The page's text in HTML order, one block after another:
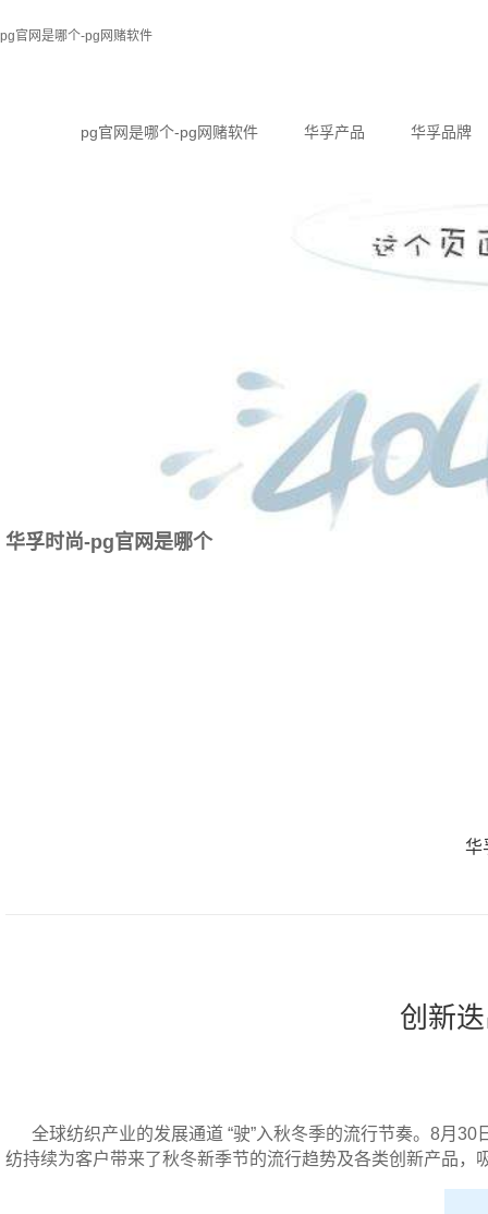
pg官网是哪个-pg网赌软件
pg官网是哪个-pg网赌软件 华孚产品 华孚品牌
华孚时尚-pg官网是哪个
华
创新
全球纺织产业的发展通道 “驶”入秋冬季的流行节奏。8月30
纺持续为客户带来了秋冬新季节的流行趋势及各类创新产品